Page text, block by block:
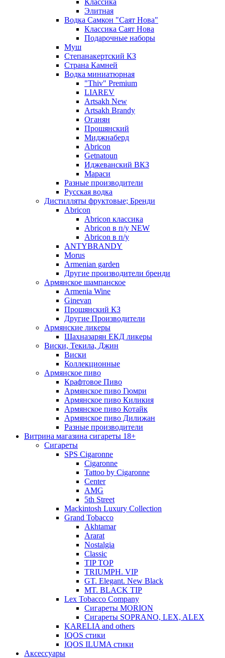
Классика
Элитная
Водка Самкон "Саят Нова"
Классика Саят Нова
Подарочные наборы
Муш
Степанакертский КЗ
Страна Камней
Водка миниатюрная
"Thiv" Premium
LIAREV
Artsakh New
Artsakh Brandy
Оганян
Прошянский
Миджнаберд
Abricon
Getnatoun
Иджеванский ВКЗ
Мараси
Разные производители
Русская водка
Дистилляты фруктовые; Бренди
Abricon
Abricon классика
Abricon в п/у NEW
Abricon в п/у
ANTYBRANDY
Morus
Armenian garden
Другие производители бренди
Армянское шампанское
Armenia Wine
Ginevan
Прошянский КЗ
Другие Производители
Армянские ликеры
Шахназарян ЕКД ликеры
Виски, Текила, Джин
Виски
Коллекционные
Армянское пиво
Крафтовое Пиво
Армянское пиво Гюмри
Армянское пиво Киликия
Армянское пиво Котайк
Армянское пиво Дилижан
Разные производители
Витрина магазина сигареты 18+
Cигареты
SPS Cigaronne
Сigaronne
Tattoo by Cigaronne
Center
AMG
5th Street
Mackintosh Luxury Collection
Grand Tobacco
Akhtamar
Ararat
Nostalgia
Classic
TIP TOP
TRIUMPH. VIP
GT. Elegant. New Black
MT. BLACK TIP
Lex Tobacco Company
Сигареты MORION
Сигареты SOPRANO, LEX, ALEX
KARELIA and others
IQOS стики
IQOS ILUMA стики
Аксессуары